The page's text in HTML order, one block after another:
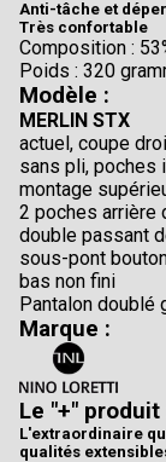
Anti-tâche et
Très confortable
Composition :
Poids : 320
Modèle :
MERLIN STX
actuel, coupe
sans pli, poches
montage
2 poches arrière
double passant
sous-pont
bas non fini
Pantalon doublé
Marque :
Le "+" produit
L'extraordinaire
qualités